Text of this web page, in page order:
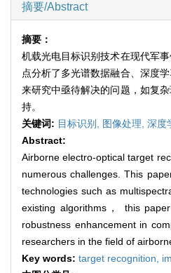
摘要/Abstract
摘要：
机载光电目标识别技术在现代军
点分析了多光谱数据融合、深度
来研究中亟待解决的问题，如复
持。
关键词: 目标识别, 图像处理, 深度
Abstract:
Airborne electro-optical target
numerous challenges. This
technologies such as
existing algorithms， this
robustness enhancement in
researchers in the field of
Key words: target recognition,